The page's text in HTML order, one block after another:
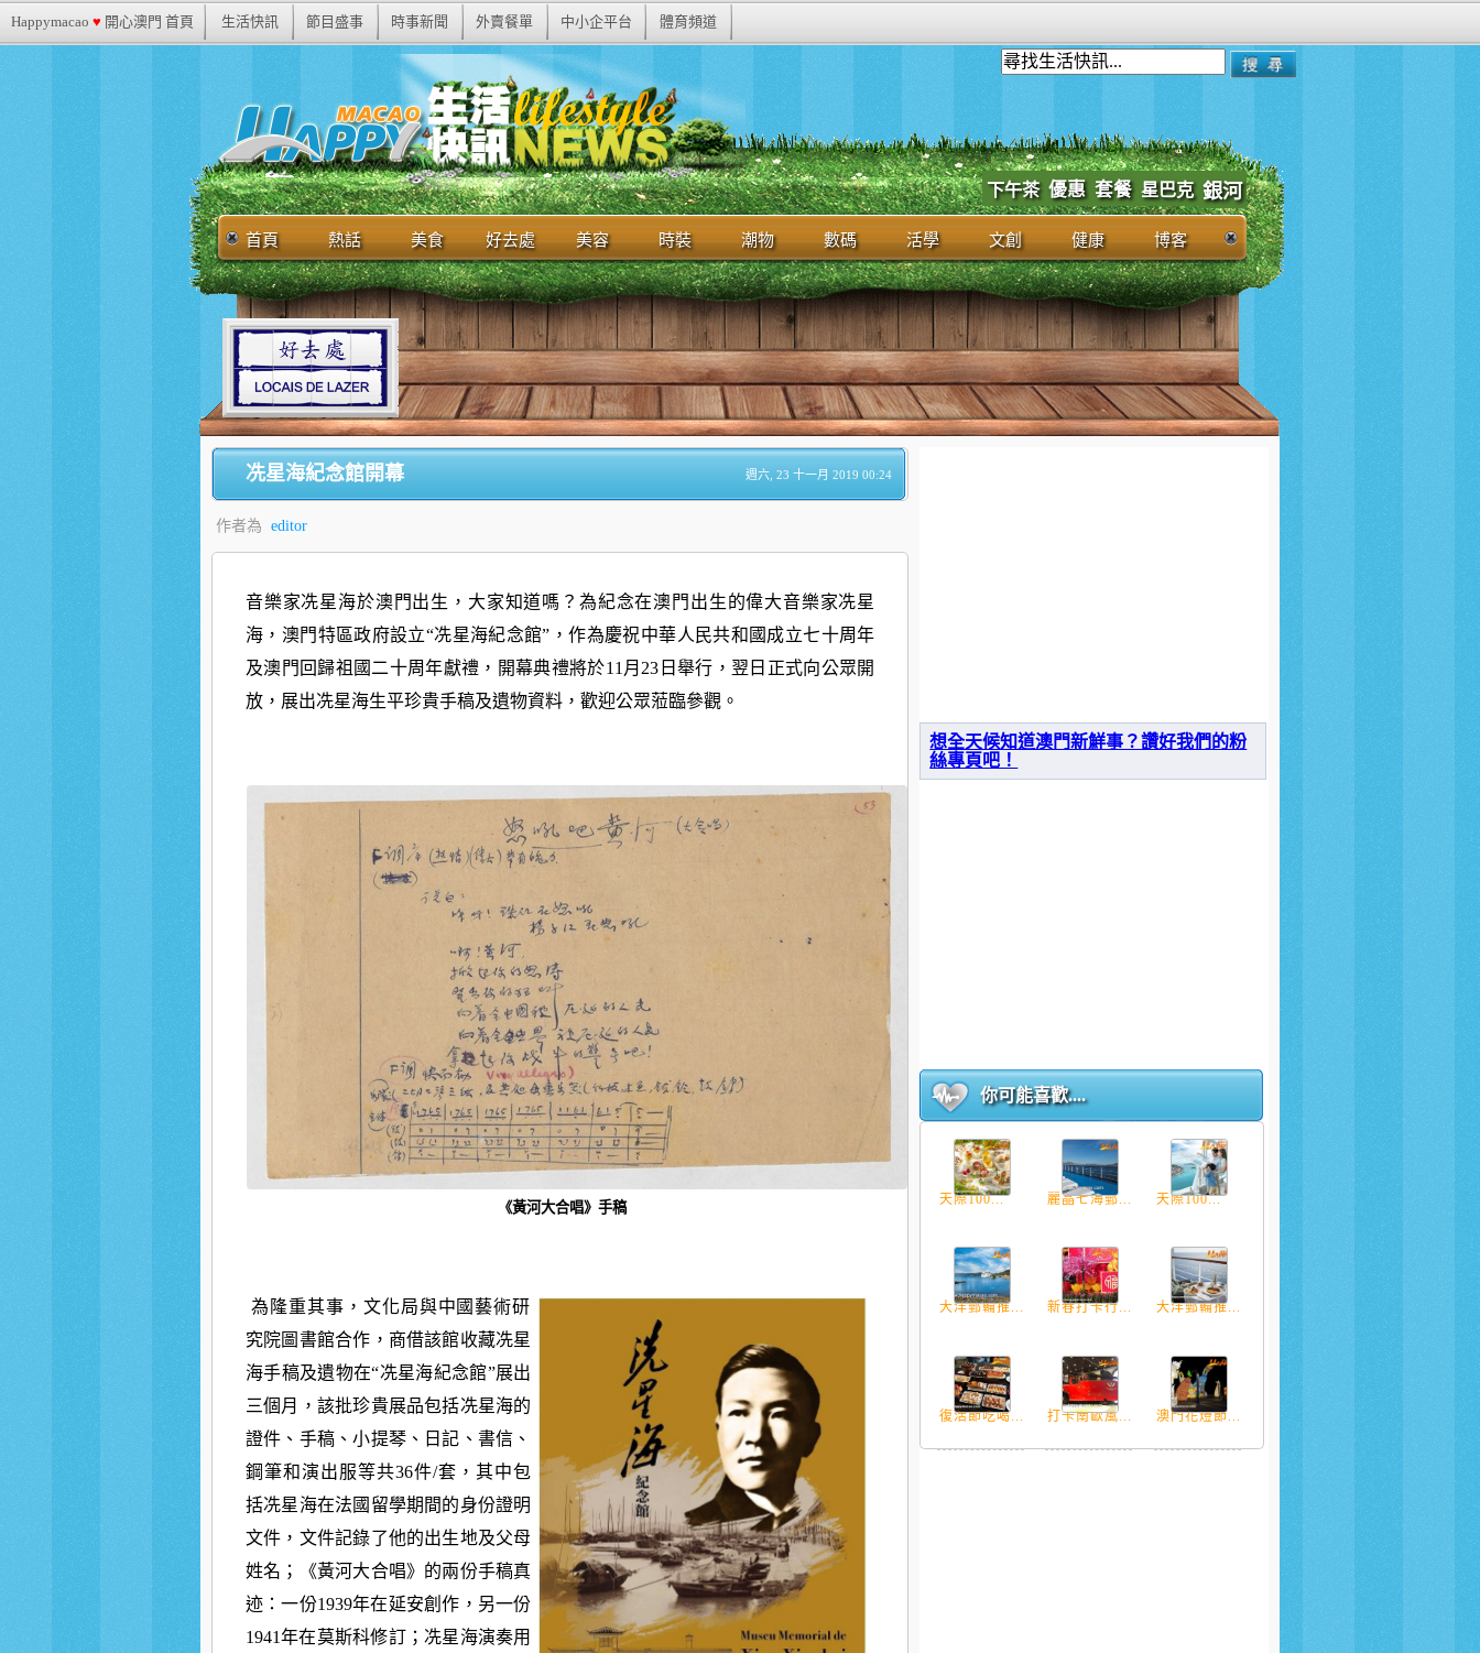
Happymacao ♥ 開心澳門 首頁 生活快訊 節目盛事 時事新聞 外賣餐單 中小企平台 體育頻道
下午茶 優惠 套餐 星巴克 銀河
首頁 熱話 美食 好去處 美容 時裝 潮物 數碼 活學 文創 健康 博客
週六, 23 十一月 2019 00:24
冼星海紀念館開幕
作者為 editor
音樂家冼星海於澳門出生，大家知道嗎？為紀念在澳門出生的偉大音樂家冼星
海，澳門特區政府設立“冼星海紀念館”，作為慶祝中華人民共和國成立七十周年
及澳門回歸祖國二十周年獻禮，開幕典禮將於11月23日舉行，翌日正式向公眾開
放，展出冼星海生平珍貴手稿及遺物資料，歡迎公眾蒞臨參觀。
《黃河大合唱》手稿
為隆重其事，文化局與中國藝術研
究院圖書館合作，商借該館收藏冼星
海手稿及遺物在“冼星海紀念館”展出
三個月，該批珍貴展品包括冼星海的
證件、手稿、小提琴、日記、書信、
鋼筆和演出服等共36件/套，其中包
括冼星海在法國留學期間的身份證明
文件，文件記錄了他的出生地及父母
姓名；《黃河大合唱》的兩份手稿真
迹：一份1939年在延安創作，另一份
1941年在莫斯科修訂；冼星海演奏用
想全天候知道澳門新鮮事？讚好我們的粉
絲專頁吧！
你可能喜歡....
天際100... 麗晶七海郵... 天際100...
大洋郵輪推... 新春打卡行... 大洋郵輪推...
復活節吃喝... 打卡南歐風... 澳門花燈節...